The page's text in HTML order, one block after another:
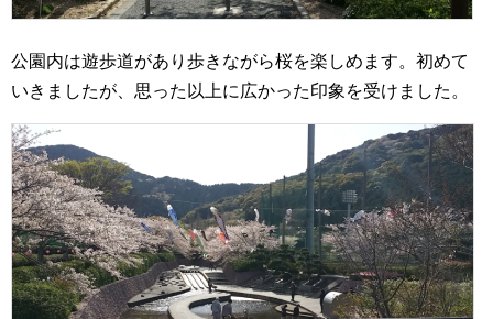
公園内は遊歩道があり歩きながら桜を楽しめます。初めて
いきましたが、思った以上に広かった印象を受けました。